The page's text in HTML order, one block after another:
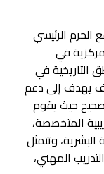
الحرم الرئيسي
في
التاريخية في
يهدف إلى دعم
حيث يقوم
المتخصصة،
البشرية، وتتمثل
المهني،